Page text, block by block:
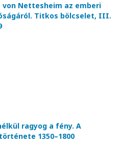
von Nettesheim az emberi
Titkos bölcselet, III.
ragyog a fény. A
1350–1800